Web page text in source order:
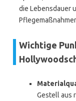
die Lebensdauer
Wichtige
Gestell aus